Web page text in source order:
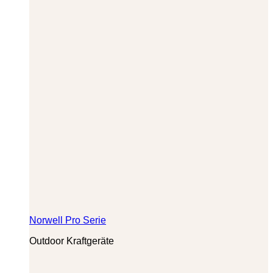
Norwell Pro Serie
Outdoor Kraftgeräte